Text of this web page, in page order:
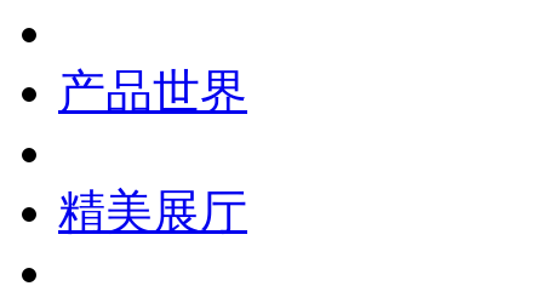
产品世界
精美展厅